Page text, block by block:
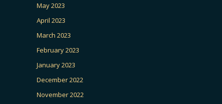
May 2023
April 2023
March 2023
February 2023
January 2023
December 2022
November 2022